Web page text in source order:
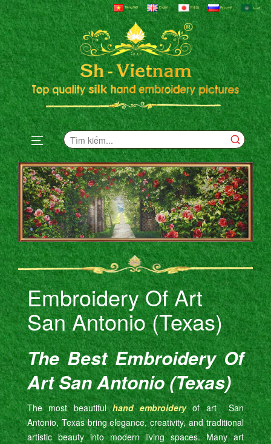
Tiếng Việt English 日本語 Русский العربية
Embroidery Of Art
San Antonio (Texas)
The Best Embroidery Of
Art San Antonio (Texas)
The most beautifulhand embroideryof art San
Antonio, Texas bring elegance, creativity, and traditional
artistic beauty into modern living spaces. Many art